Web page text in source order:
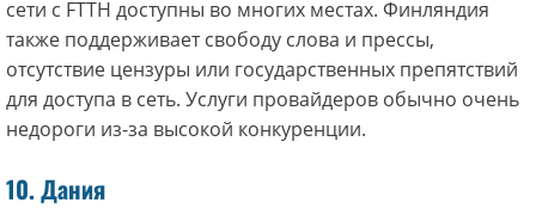
сети с FTTH доступны во многих местах. Финляндия
также поддерживает свободу слова и прессы,
отсутствие цензуры или государственных препятствий
для доступа в сеть. Услуги провайдеров обычно очень
недороги из-за высокой конкуренции.
10. Дания